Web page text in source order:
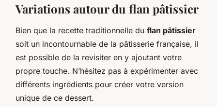
Variations autour du flan pâtissier
Bien que la recette traditionnelle du flan pâtissier
soit un incontournable de la pâtisserie française, il
est possible de la revisiter en y ajoutant votre
propre touche. N’hésitez pas à expérimenter avec
différents ingrédients pour créer votre version
unique de ce dessert.